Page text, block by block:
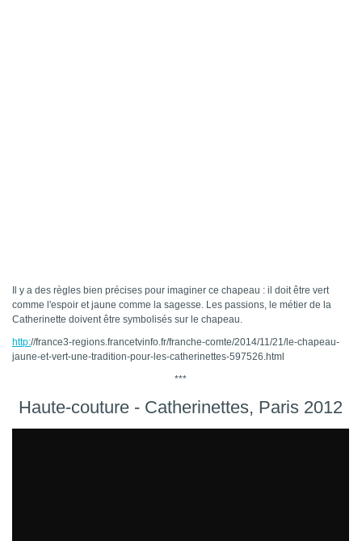
Il y a des règles bien précises pour imaginer ce chapeau : il doit être vert
comme l'espoir et jaune comme la sagesse. Les passions, le métier de la
Catherinette doivent être symbolisés sur le chapeau.
http://france3-regions.francetvinfo.fr/franche-comte/2014/11/21/le-chapeau-
jaune-et-vert-une-tradition-pour-les-catherinettes-597526.html
***
Haute-couture - Catherinettes, Paris 2012